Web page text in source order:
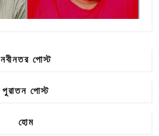
নবীনতর পোস্ট
পুরাতন পোস্ট
হোম